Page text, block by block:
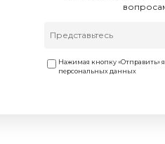
Нажимая кнопку «Отправить»
персональных данных